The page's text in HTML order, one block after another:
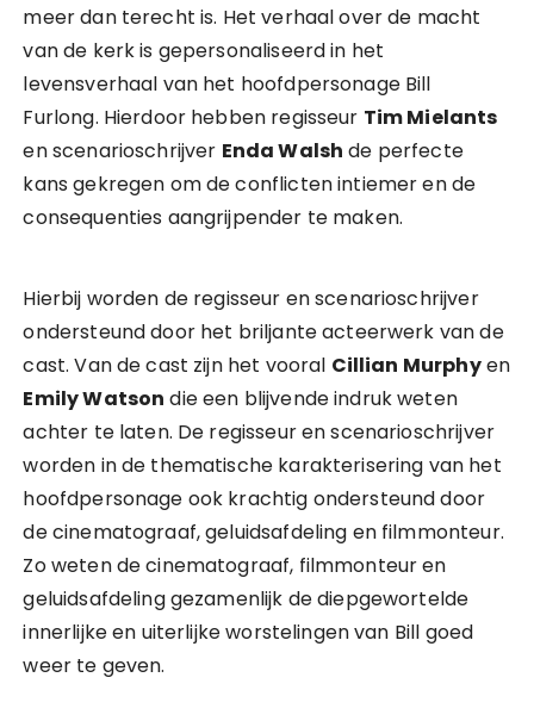
meer dan terecht is. Het verhaal over de macht
van de kerk is gepersonaliseerd in het
levensverhaal van het hoofdpersonage Bill
Furlong. Hierdoor hebben regisseur Tim Mielants
en scenarioschrijver Enda Walsh de perfecte
kans gekregen om de conflicten intiemer en de
consequenties aangrijpender te maken.
Hierbij worden de regisseur en scenarioschrijver
ondersteund door het briljante acteerwerk van de
cast. Van de cast zijn het vooral Cillian Murphyen
Emily Watson die een blijvende indruk weten
achter te laten. De regisseur en scenarioschrijver
worden in de thematische karakterisering van het
hoofdpersonage ook krachtig ondersteund door
de cinematograaf, geluidsafdeling en filmmonteur.
Zo weten de cinematograaf, filmmonteur en
geluidsafdeling gezamenlijk de diepgewortelde
innerlijke en uiterlijke worstelingen van Bill goed
weer te geven.